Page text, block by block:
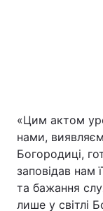
«Цим актом
нами,
Богородиці,
заповідав нам
та бажання
лише у світлі